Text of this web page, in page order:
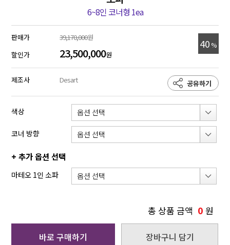
6~8인 코너형 1ea
40 %
판매가 39,170,000원
할인가
23,500,000원
공유하기
제조사 Desart
색상
코너 방향
+ 추가 옵션 선택
마테오 1인 소파
총 상품 금액 0 원
바로 구매하기 장바구니 담기